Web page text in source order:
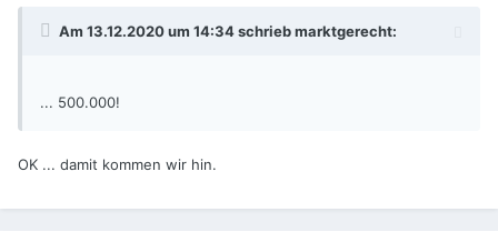
Am 13.12.2020 um 14:34 schriebmarktgerecht:
... 500.000!
OK ... damit kommen wir hin.